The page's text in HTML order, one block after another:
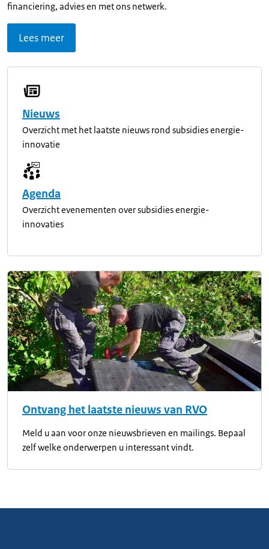
financiering, advies en met ons netwerk.
Lees meer
Nieuws
Overzicht met het laatste nieuws rond subsidies energie-
innovatie
Agenda
Overzicht evenementen over subsidies energie-
innovaties
Ontvang het laatste nieuws van RVO
Meld u aan voor onze nieuwsbrieven en mailings. Bepaal
zelf welke onderwerpen u interessant vindt.